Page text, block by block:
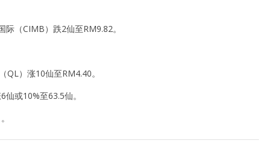
（CIMB）跌2仙至RM9.82。
）涨10仙至RM4.40。
或10%至63.5仙。